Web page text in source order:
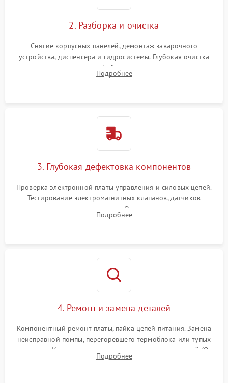
2. Разборка и очистка
Снятие корпусных панелей, демонтаж заварочного
устройства, диспенсера и гидросистемы. Глубокая очистка
внутренних узлов от кофейных масел, жмыха и накипи.
Промывка дренажных каналов и фильтров с использованием
Подробнее
3. Глубокая дефектовка компонентов
Проверка электронной платы управления и силовых цепей.
Тестирование электромагнитных клапанов, датчиков
температуры и расходомера. Оценка степени износа
жерновов кофемолки, уплотнительных колец гидросистемы
Подробнее
4. Ремонт и замена деталей
Компонентный ремонт платы, пайка цепей питания. Замена
неисправной помпы, перегоревшего термоблока или тупых
жерновов. Установка новых силиконовых уплотнителей (O-
ring) и тефлоновых трубок для надежного устранения
Подробнее